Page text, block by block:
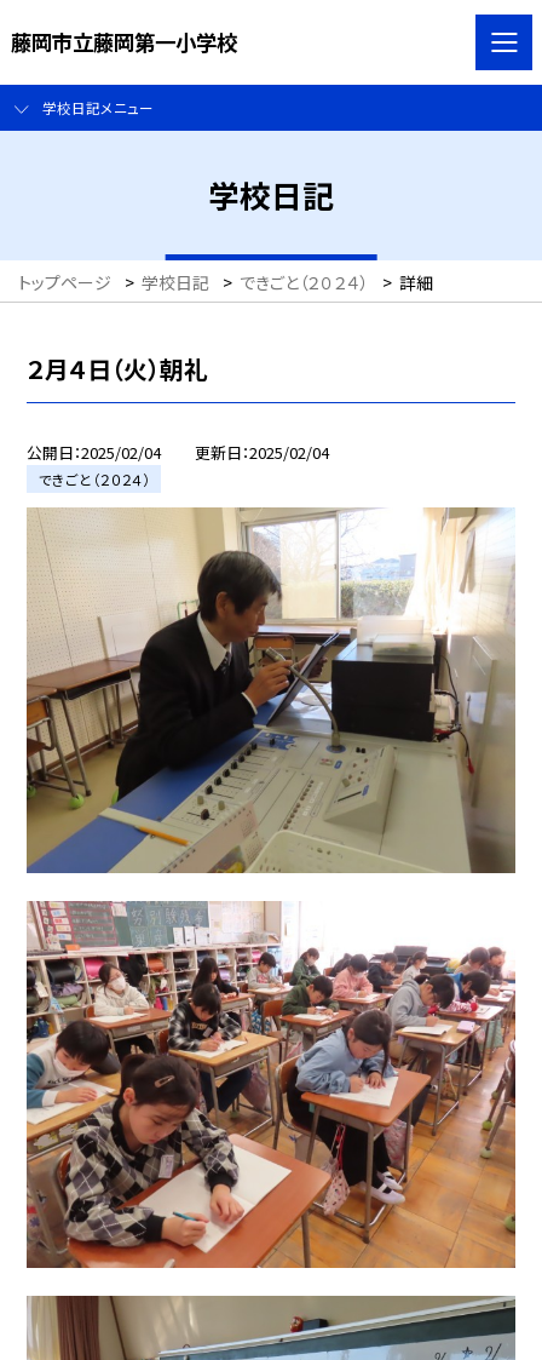
藤岡市立藤岡第一小学校
学校日記メニュー
学校日記
トップページ > 学校日記 > できごと（２０２４） > 詳細
２月４日（火）朝礼
公開日 2025/02/04 更新日 2025/02/04
できごと（２０２４）